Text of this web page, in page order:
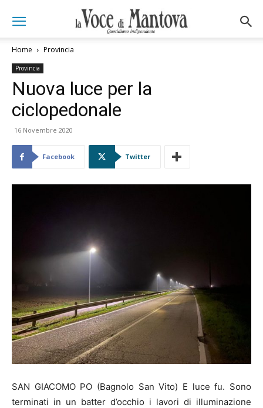
Home Provincia
Provincia
Nuova luce per la
ciclopedonale
16 Novembre 2020
Facebook Twitter
SAN GIACOMO PO (Bagnolo San Vito) E luce fu. Sono
terminati in un batter d’occhio i lavori di illuminazione